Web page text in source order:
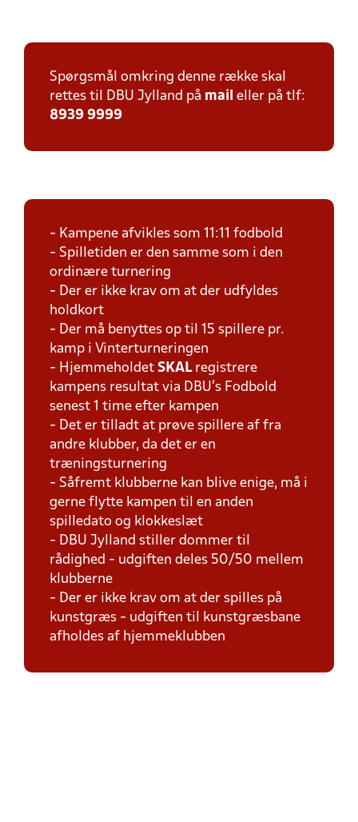
Spørgsmål omkring denne række skal
rettes til DBU Jylland på mail eller på tlf:
8939 9999
- Kampene afvikles som 11:11 fodbold
- Spilletiden er den samme som i den
ordinære turnering
- Der er ikke krav om at der udfyldes
holdkort
- Der må benyttes op til 15 spillere pr.
kamp i Vinterturneringen
- Hjemmeholdet SKAL registrere
kampens resultat via DBU's Fodbold
senest 1 time efter kampen
- Det er tilladt at prøve spillere af fra
andre klubber, da det er en
træningsturnering
- Såfremt klubberne kan blive enige, må i
gerne flytte kampen til en anden
spilledato og klokkeslæt
- DBU Jylland stiller dommer til
rådighed - udgiften deles 50/50 mellem
klubberne
- Der er ikke krav om at der spilles på
kunstgræs - udgiften til kunstgræsbane
afholdes af hjemmeklubben